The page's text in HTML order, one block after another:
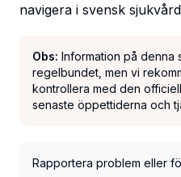
navigera i svensk
Obs: Information på denna
regelbundet, men vi
kontrollera med den
senaste öppettiderna och
Rapportera problem eller